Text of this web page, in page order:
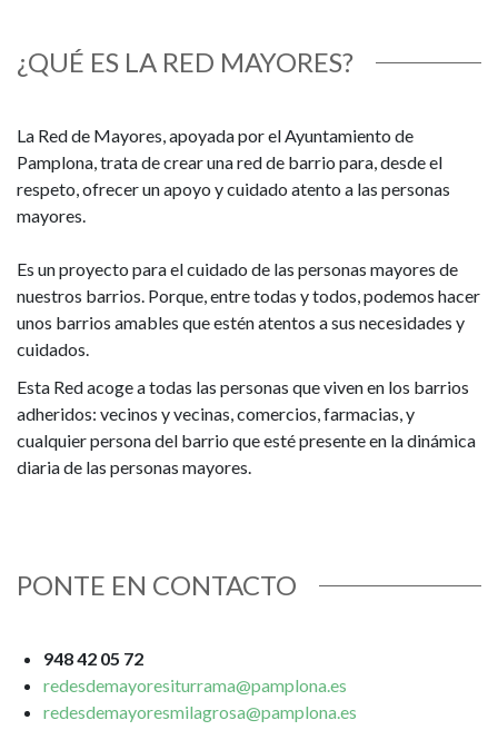
¿QUÉ ES LA RED MAYORES?
La Red de Mayores, apoyada por el Ayuntamiento de
Pamplona, trata de crear una red de barrio para, desde el
respeto, ofrecer un apoyo y cuidado atento a las personas
mayores.
Es un proyecto para el cuidado de las personas mayores de
nuestros barrios. Porque, entre todas y todos, podemos hacer
unos barrios amables que estén atentos a sus necesidades y
cuidados.
Esta Red acoge a todas las personas que viven en los barrios
adheridos: vecinos y vecinas, comercios, farmacias, y
cualquier persona del barrio que esté presente en la dinámica
diaria de las personas mayores.
PONTE EN CONTACTO
948 42 05 72
redesdemayoresiturrama@pamplona.es
redesdemayoresmilagrosa@pamplona.es